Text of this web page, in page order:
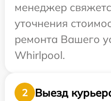
менеджер
уточнения
ремонта Вашего
Whirlpool.
2
Выезд